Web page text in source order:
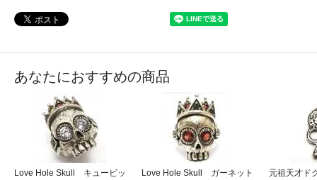
あなたにおすすめの商品
Love Hole Skull キュービッ
Love Hole Skull ガーネット
元祖天才ド